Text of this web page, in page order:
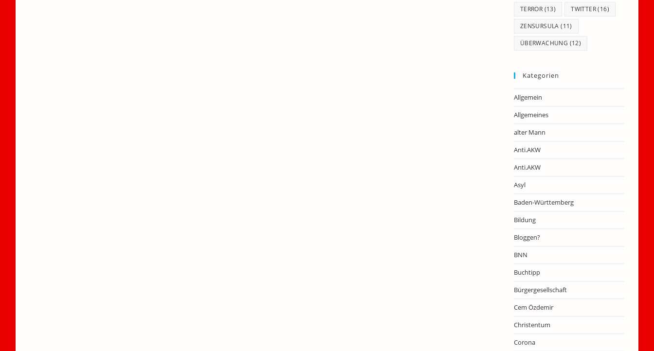
TERROR (13) TWITTER(16)
ZENSURSULA (11)
ÜBERWACHUNG (12)
Kategorien
Allgemein
Allgemeines
alter Mann
Anti.AKW
Anti.AKW
Asyl
Baden-Württemberg
Bildung
Bloggen?
BNN
Buchtipp
Bürgergesellschaft
Cem Özdemir
Christentum
Corona